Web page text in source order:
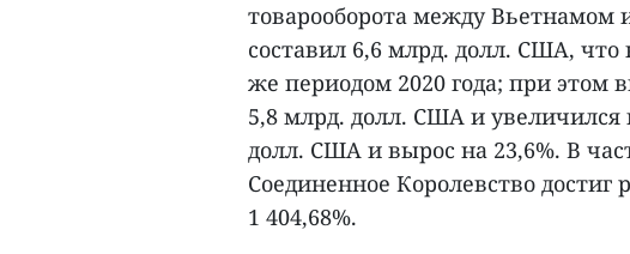
товарооборота между Вьетнамом
составил 6,6 млрд. долл. США,
же периодом 2020 года; при этом
5,8 млрд. долл. США и увеличился
долл. США и вырос на 23,6%. В
Соединенное Королевство
1 404,68%.